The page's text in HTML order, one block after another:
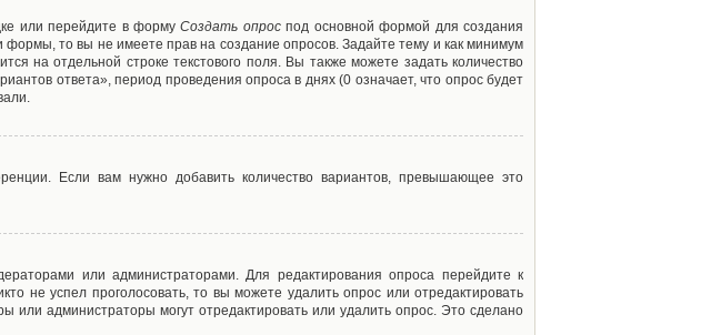
или перейдите в формуСоздать опроспод основной формой для создания
формы, то вы не имеете прав на создание опросов. Задайте тему и как минимум
на отдельной строке текстового поля. Вы также можете задать количество
ответа», период проведения опроса в днях (0 означает, что опрос будет
Если вам нужно добавить количество вариантов, превышающее это
или администраторами. Для редактирования опроса перейдите к
не успел проголосовать, то вы можете удалить опрос или отредактировать
или администраторы могут отредактировать или удалить опрос. Это сделано